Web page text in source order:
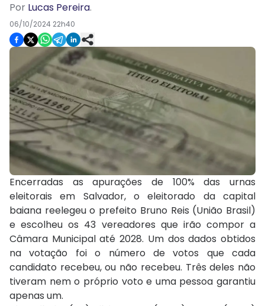
Por Lucas Pereira.
06/10/2024 22h40
Encerradas as apurações de 100% das urnas
eleitorais em Salvador, o eleitorado da capital
baiana reelegeu o prefeito Bruno Reis (União Brasil)
e escolheu os 43 vereadores que irão compor a
Câmara Municipal até 2028. Um dos dados obtidos
na votação foi o número de votos que cada
candidato recebeu, ou não recebeu. Três deles não
tiveram nem o próprio voto e uma pessoa garantiu
apenas um.